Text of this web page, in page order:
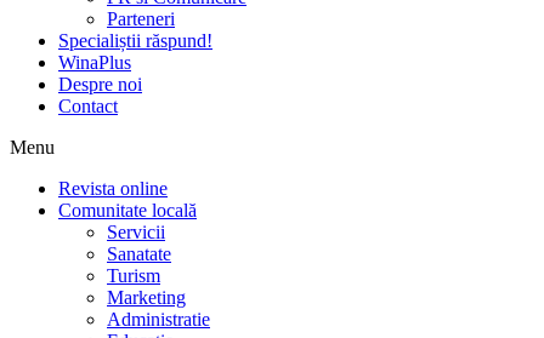
Parteneri
Specialiștii răspund!
WinaPlus
Despre noi
Contact
Menu
Revista online
Comunitate locală
Servicii
Sanatate
Turism
Marketing
Administratie